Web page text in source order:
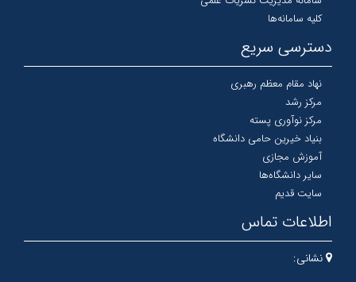
کلیه سامانه‌ها
دسترسی سریع
نهاد مقام معظم رهبری
مرکز رشد
مرکز نوآوری پسته
بنیاد خیرین حامی دانشگاه
آموزش مجازی
سایر دانشگاه‌ها
سایت قدیم
اطلاعات تماس
نشانی: